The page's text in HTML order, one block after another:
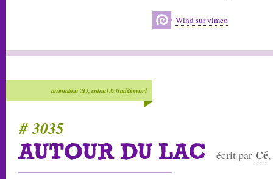
Wind sur vimeo
animation 2D, cutout & traditionnel
# 3035
AUTOUR DU LAC écrit par Cé